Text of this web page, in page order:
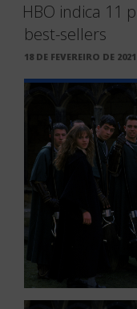
HBO indica 11
best-sellers
PUBLICADO
18 DE FEVEREIRO DE 2021